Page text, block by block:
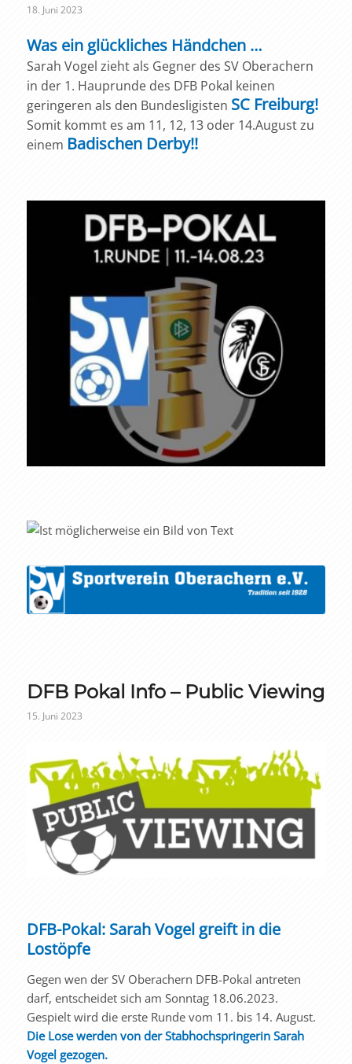
18. Juni 2023
Was ein glückliches Händchen …
Sarah Vogel zieht als Gegner des SV Oberachern
in der 1. Hauprunde des DFB Pokal keinen
geringeren als den Bundesligisten SC Freiburg!
Somit kommt es am 11, 12, 13 oder 14.August zu
einem Badischen Derby!!
DFB Pokal Info – Public Viewing
15. Juni 2023
DFB-Pokal: Sarah Vogel greift in die
Lostöpfe
Gegen wen der SV Oberachern DFB-Pokal antreten
darf, entscheidet sich am Sonntag 18.06.2023.
Gespielt wird die erste Runde vom 11. bis 14. August.
Die Lose werden von der Stabhochspringerin Sarah
Vogel gezogen.